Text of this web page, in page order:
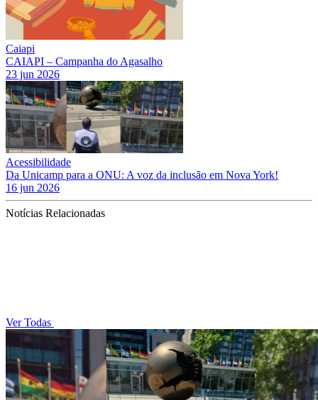
Caiapi
CAIAPI – Campanha do Agasalho
23 jun 2026
Acessibilidade
Da Unicamp para a ONU: A voz da inclusão em Nova York!
16 jun 2026
Notícias Relacionadas
Ver Todas